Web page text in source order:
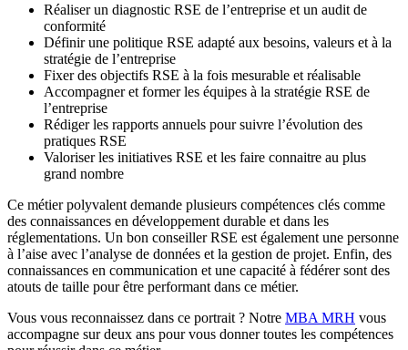
Réaliser un diagnostic RSE de l’entreprise et un audit de
conformité
Définir une politique RSE adapté aux besoins, valeurs et à la
stratégie de l’entreprise
Fixer des objectifs RSE à la fois mesurable et réalisable
Accompagner et former les équipes à la stratégie RSE de
l’entreprise
Rédiger les rapports annuels pour suivre l’évolution des
pratiques RSE
Valoriser les initiatives RSE et les faire connaitre au plus
grand nombre
Ce métier polyvalent demande plusieurs compétences clés comme
des connaissances en développement durable et dans les
réglementations. Un bon conseiller RSE est également une personne
à l’aise avec l’analyse de données et la gestion de projet. Enfin, des
connaissances en communication et une capacité à fédérer sont des
atouts de taille pour être performant dans ce métier.
Vous vous reconnaissez dans ce portrait ? Notre MBA MRH vous
accompagne sur deux ans pour vous donner toutes les compétences